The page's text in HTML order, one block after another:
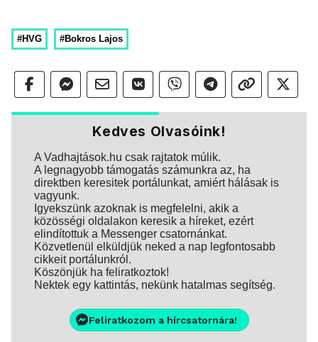
#HVG #Bokros Lajos
Kedves Olvasóink!
A Vadhajtások.hu csak rajtatok múlik.
A legnagyobb támogatás számunkra az, ha
direktben keresitek portálunkat, amiért hálásak is
vagyunk.
Igyekszünk azoknak is megfelelni, akik a
közösségi oldalakon keresik a híreket, ezért
elindítottuk a Messenger csatornánkat.
Közvetlenül elküldjük neked a nap legfontosabb
cikkeit portálunkról.
Köszönjük ha feliratkoztok!
Nektek egy kattintás, nekünk hatalmas segítség.
Feliratkozom a hírcsatornára!